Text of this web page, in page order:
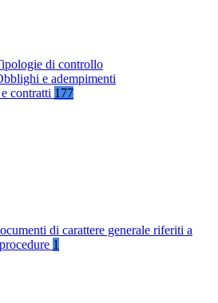
di controllo
e adempimenti
contratti 177
di carattere generale riferiti a
1